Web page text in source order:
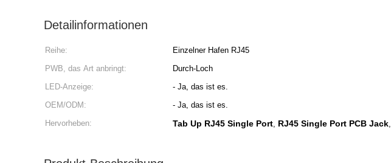
Detailinformationen
Reihe: Einzelner Hafen RJ45
PWB, das Art anbringt:
Durch-Loch
LED-Anzeige:
- Ja, das ist es.
OEM/ODM:
- Ja, das ist es.
Hervorheben:
Tab Up RJ45 Single Port, RJ45 Single Port PCB Jack,